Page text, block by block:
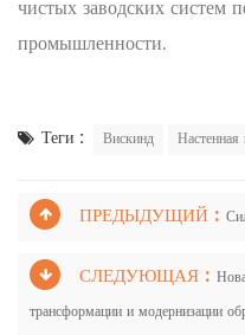
чистых заводских систем
промышленности.
Теги : Вискинд Настенная
ПРЕДЫДУЩИЙ :
СЛЕДУЮЩАЯ :
трансформации и модернизации